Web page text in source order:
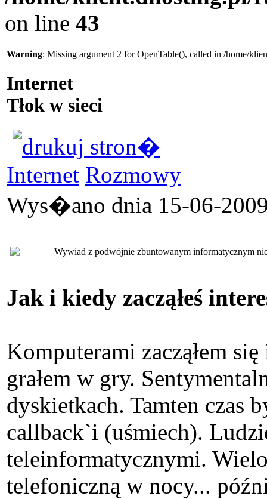
on line 43
Warning: Missing argument 2 for OpenTable(), called in /home/
Internet
Tłok w sieci
Internet Rozmowy
Wys�ano dnia 15-06-
Wywiad z podwójnie zbuntowanym informatycznym
Jak i kiedy zacząłeś
Komputerami zacząłem
grałem w gry.
dyskietkach. Tamten czas
callback`i (uśmiech).
teleinformatycznymi.
telefoniczną w nocy...